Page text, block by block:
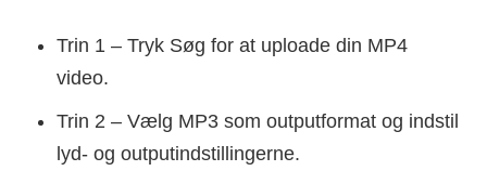
Trin 1 – Tryk Søg for at uploade din MP4
video.
Trin 2 – Vælg MP3 som outputformat og indstil
lyd- og outputindstillingerne.